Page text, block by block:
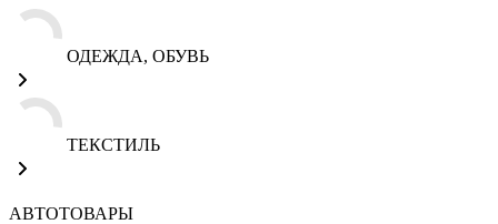
ОДЕЖДА, ОБУВЬ
ТЕКСТИЛЬ
АВТОТОВАРЫ